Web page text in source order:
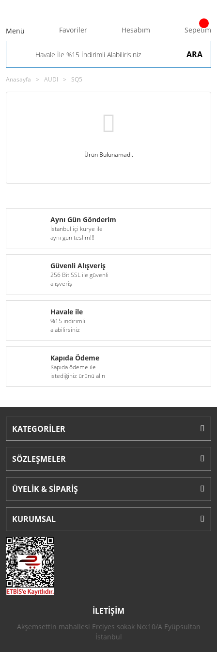
ARA
Menü Favoriler Hesabım Sepetim
Anasayfa AUDI SQ5
Ürün Bulunamadı.
Aynı Gün Gönderim
İstanbul içi kurye ile
aynı gün teslim!!!
Güvenli Alışveriş
256 Bit SSL ile güvenli
alışveriş
Havale ile
%15 indirimli
alabilirsiniz
Kapıda Ödeme
Kapıda ödeme ile
istediğiniz ürünü alın
KATEGORİLER
SÖZLEŞMELER
ÜYELİK & SİPARİŞ
KURUMSAL
İLETİŞİM
Akşemsettin mahallesi Erciyes sokak No:10/A Eyüpsultan
İstanbul